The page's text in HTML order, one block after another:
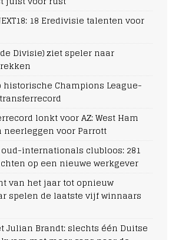
18 Eredivisie talenten voor
Divisie) ziet speler naar
historische Champions League-
lonkt voor AZ: West Ham
voor Parrott
internationals clubloos: 281
op een nieuwe werkgever
van het jaar tot opnieuw
spelen de laatste vijf winnaars
Julian Brandt: slechts één Duitse